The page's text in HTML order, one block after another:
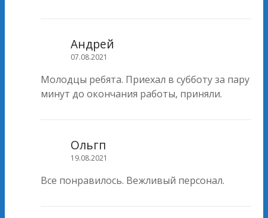
Андрей
07.08.2021
Молодцы ребята. Приехал в субботу за пару
минут до окончания работы, приняли.
Ольгп
19.08.2021
Все понравилось. Вежливый персонал.